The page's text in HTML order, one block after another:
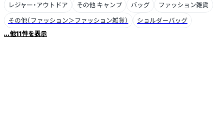
レジャー・アウトドア
その他 キャンプ バッグ
ファッション雑貨
その他（ファッション＞ファッション雑貨）
ショルダーバッグ
...他11件を表示